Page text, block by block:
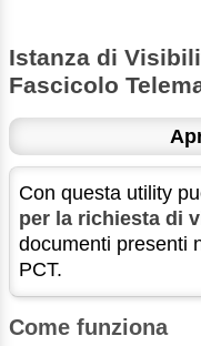
Istanza di
Fascicolo
Con questa utility
per la richiesta di
documenti presenti
PCT.
Come funziona